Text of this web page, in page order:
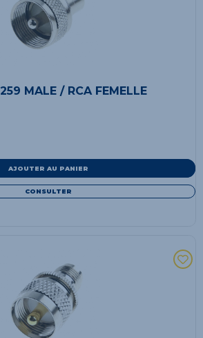
MALE / RCA FEMELLE
AJOUTER AU PANIER
CONSULTER